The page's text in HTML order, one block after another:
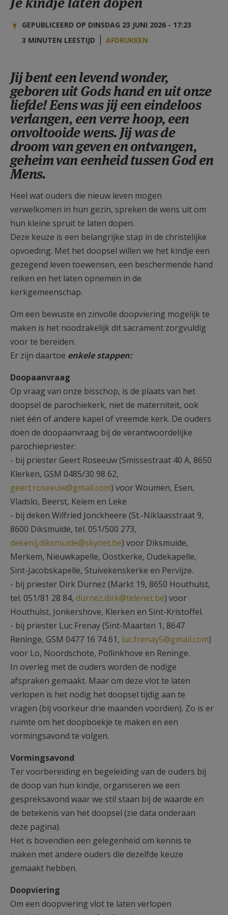
AANMELDEN OF REGISTREREN
GEPUBLICEERD OP DINSDAG 23 JUNI 2026 - 17:23
3 MINUTEN LEESTIJD
AFDRUKKEN
Jij bent een levend wonder,
geboren uit Gods hand en uit onze
liefde! Eens was jij een eindeloos
verlangen, een verre hoop, een
onvoltooide wens. Jij was de
droom van geven en ontvangen,
geheim van eenheid tussen God en
Mens.
Heel wat ouders die nieuw leven mogen
verwelkomen in hun gezin, spreken de wens uit om
hun kleine spruit te laten dopen.
Deze keuze is een belangrijke stap in de christelijke
opvoeding. Met het doopsel willen we het kindje een
gezegend leven toewensen, een beschermende hand
reiken en het laten opnemen in de
kerkgemeenschap.
Om een bewuste en zinvolle doopviering mogelijk te
maken is het noodzakelijk dit sacrament zorgvuldig
voor te bereiden.
Er zijn daartoe enkele stappen:
Doopaanvraag
Op vraag van onze bisschop, is de plaats van het
doopsel de parochiekerk, niet de materniteit, ook
niet één of andere kapel of vreemde kerk. De ouders
doen de doopaanvraag bij de verantwoordelijke
parochiepriester:
- bij priester Geert Roseeuw (Smissestraat 40 A, 8650
Klerken, GSM 0485/30 98 62,
geert.roseeuw@gmail.com) voor Woumen, Esen,
Vladslo, Beerst, Keiem en Leke
- bij deken Wilfried Jonckheere (St.-Niklaasstraat 9,
8600 Diksmuide, tel. 051/500 273,
dekenij.diksmuide@skynet.be) voor Diksmuide,
Merkem, Nieuwkapelle, Oostkerke, Oudekapelle,
Sint-Jacobskapelle, Stuivekenskerke en Pervijze.
- bij priester Dirk Durnez (Markt 19, 8650 Houthulst,
tel. 051/81 28 84, durnez.dirk@telenet.be) voor
Houthulst, Jonkershove, Klerken en Sint-Kristoffel.
- bij priester Luc Frenay (Sint-Maarten 1, 8647
Reninge, GSM 0477 16 74 61, luc.frenay5@gmail.com)
voor Lo, Noordschote, Pollinkhove en Reninge.
In overleg met de ouders worden de nodige
afspraken gemaakt. Maar om deze vlot te laten
verlopen is het nodig het doopsel tijdig aan te
vragen (bij voorkeur drie maanden voordien). Zo is er
ruimte om het doopboekje te maken en een
vormingsavond te volgen.
Vormingsavond
Ter voorbereiding en begeleiding van de ouders bij
de doop van hun kindje, organiseren we een
gespreksavond waar we stil staan bij de waarde en
de betekenis van het doopsel (zie data onderaan
deze pagina).
Het is bovendien een gelegenheid om kennis te
maken met andere ouders die dezelfde keuze
gemaakt hebben.
Doopviering
Om een doopviering vlot te laten verlopen